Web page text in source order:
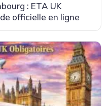
: ETA UK
officielle en ligne